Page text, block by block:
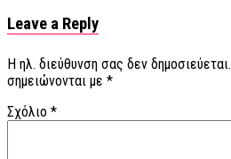
Leave a Reply
Η ηλ. διεύθυνση σας δεν δημοσιεύεται.
σημειώνονται με *
Σχόλιο *